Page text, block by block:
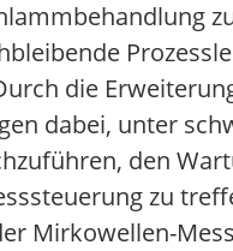
die
dabei, unter
den
zu
Mirkowellen-